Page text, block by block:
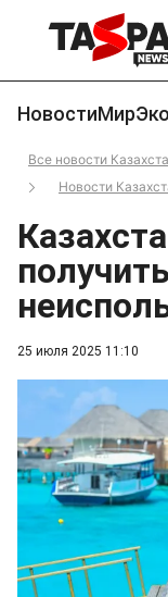
НовостиМир
Все новости
Новости
25 июля 2025 11:10